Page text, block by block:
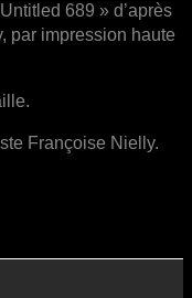
689 » d’après
par impression haute
Françoise Nielly.